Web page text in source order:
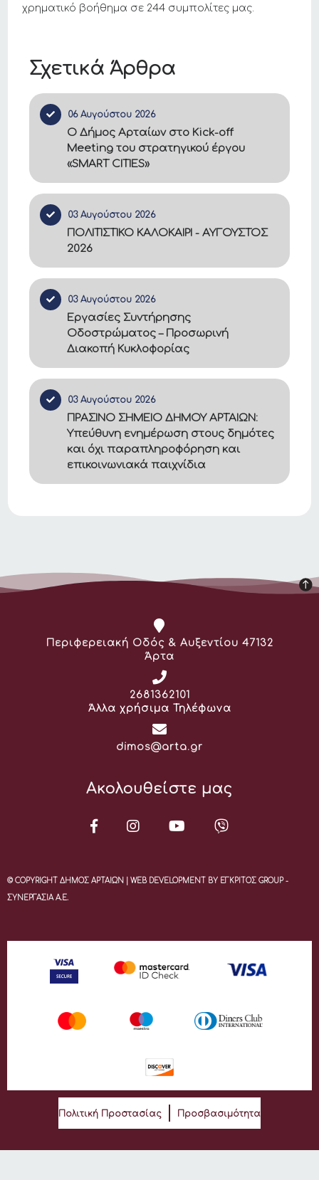
Σχετικά Άρθρα
06 Αυγούστου 2026
Ο Δήμος Αρταίων στο Kick-off
Meeting του στρατηγικού έργου
«SMART CITIES»
03 Αυγούστου 2026
ΠΟΛΙΤΙΣΤΙΚΟ ΚΑΛΟΚΑΙΡΙ - ΑΥΓΟΥΣΤΟΣ
2026
03 Αυγούστου 2026
Εργασίες Συντήρησης
Οδοστρώματος – Προσωρινή
Διακοπή Κυκλοφορίας
03 Αυγούστου 2026
ΠΡΑΣΙΝΟ ΣΗΜΕΙΟ ΔΗΜΟΥ ΑΡΤΑΙΩΝ:
Υπεύθυνη ενημέρωση στους δημότες
και όχι παραπληροφόρηση και
επικοινωνιακά παιχνίδια
χρηματικό βοήθημα σε 244 συμπολίτες μας.
Διεύθυνση:
Περιφερειακή Οδός & Αυξεντίου 47132
Άρτα
Τηλέφωνο:
2681362101
Άλλα χρήσιμα Τηλέφωνα
Email:
dimos@arta.gr
Ακολουθείστε μας
© COPYRIGHT ΔΗΜΟΣ ΑΡΤΑΙΩΝ | WEB DEVELOPMENT BY ΕΓΚΡΙΤΟΣ GROUP -
ΣΥΝΕΡΓΑΣΙΑ Α.Ε.
Πολιτική Προστασίας Προσβασιμότητα